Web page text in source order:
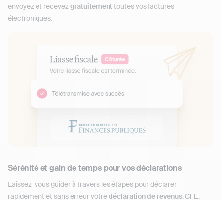
envoyez et recevezgratuitementtoutes vos factures
électroniques.
Sérénité et gain de temps pour vos déclarations
Laissez-vous guider à travers les étapes pour déclarer
rapidement et sans erreur votredéclaration de revenus,CFE,